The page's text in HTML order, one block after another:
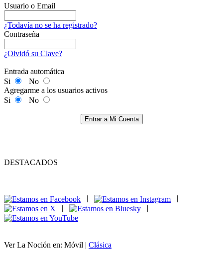
Usuario o Email
¿Todavía no se ha registrado?
Contraseña
¿Olvidó su Clave?
Entrada automática
Si
No
Agregarme a los usuarios activos
Si
No
Entrar a Mi Cuenta
DESTACADOS
|
|
Ver La Noción en: Móvil | Clásica